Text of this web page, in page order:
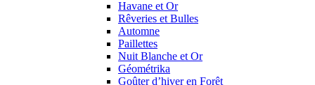
Havane et Or
Rêveries et Bulles
Automne
Paillettes
Nuit Blanche et Or
Géométrika
Goûter d’hiver en Forêt